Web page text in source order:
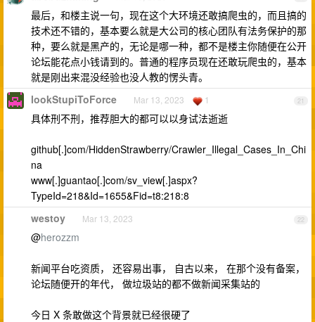
最后，和楼主说一句，现在这个大环境还敢搞爬虫的，而且搞的
技术还不错的，基本要么就是大公司的核心团队有法务保护的那
种，要么就是黑产的，无论是哪一种，都不是楼主你随便在公开
论坛能花点小钱请到的。普通的程序员现在还敢玩爬虫的，基本
就是刚出来混没经验也没人教的愣头青。
21
lookStupiToForce Mar 13, 2023 1
具体刑不刑，推荐胆大的都可以以身试法逝逝
github[.]com/HiddenStrawberry/Crawler_Illegal_Cases_In_Chi
na
www[.]guantao[.]com/sv_view[.]aspx?
TypeId=218&Id=1655&Fid=t8:218:8
22
westoy Mar 13, 2023
@herozzm
新闻平台吃资质， 还容易出事， 自古以来， 在那个没有备案，
论坛随便开的年代， 做垃圾站的都不做新闻采集站的
今日 X 条敢做这个背景就已经很硬了